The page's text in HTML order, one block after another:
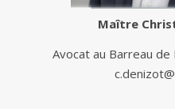
Maître
Avocat au Barreau